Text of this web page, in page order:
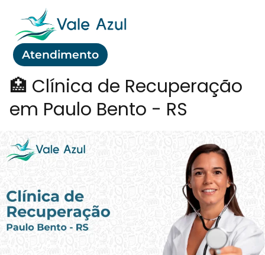
Atendimento
🏥 Clínica de Recuperação
em Paulo Bento - RS